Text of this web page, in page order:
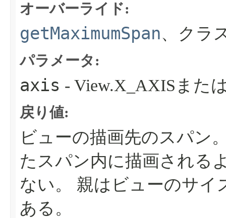
オーバーライド:
getMaximumSpan、クラ
パラメータ:
axis - View.X_AXISまた
戻り値:
ビューの描画先のスパン
たスパン内に描画される
ない。
親はビューのサイ
ある。